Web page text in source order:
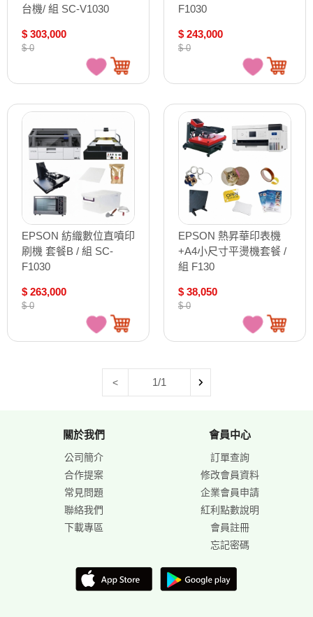
台機/ 組 SC-V1030
$ 303,000
$ 0
F1030
$ 243,000
$ 0
EPSON 紡織數位直噴印
刷機 套餐B / 組 SC-
F1030
$ 263,000
$ 0
EPSON 熱昇華印表機
+A4小尺寸平燙機套餐 /
組 F130
$ 38,050
$ 0
< 1/1
關於我們
公司簡介
合作提案
常見問題
聯絡我們
下載專區
會員中心
訂單查詢
修改會員資料
企業會員申請
紅利點數說明
會員註冊
忘記密碼